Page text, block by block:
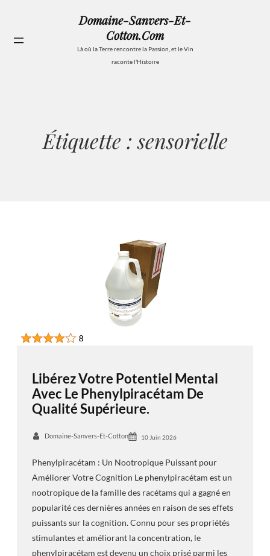
contenu
Domaine-Sanvers-Et-
Cotton.com
Là où la Terre rencontre la Passion, et le Vin
raconte l'Histoire
Étiquette :sensorielle
Libérez Votre Potentiel Mental
Avec Le Phenylpiracétam De
Qualité Supérieure.
Domaine-Sanvers-Et-Cotton 10 Juin 2026
Phenylpiracétam : Un Nootropique Puissant pour
Améliorer Votre Cognition Le phenylpiracétam est un
nootropique de la famille des racétams qui a gagné en
popularité ces dernières années en raison de ses effets
puissants sur la cognition. Connu pour ses propriétés
stimulantes et améliorant la concentration, le
phenylpiracétam est devenu un choix prisé parmi les